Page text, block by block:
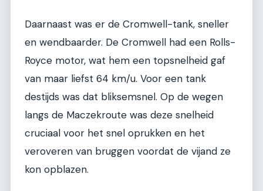
Daarnaast was er de Cromwell-tank, sneller
en wendbaarder. De Cromwell had een Rolls-
Royce motor, wat hem een topsnelheid gaf
van maar liefst 64 km/u. Voor een tank
destijds was dat bliksemsnel. Op de wegen
langs de Maczekroute was deze snelheid
cruciaal voor het snel oprukken en het
veroveren van bruggen voordat de vijand ze
kon opblazen.